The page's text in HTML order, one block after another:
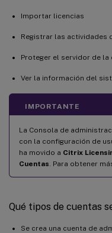
Importar licencias
Registrar las actividades
Proteger el servidor de la
Ver la información del
IMPORTANTE
La Consola de
con la configuración de
ha movido a Citrix
Cuentas . Para obtener
Qué tipos de cuentas
Se crea una cuenta de